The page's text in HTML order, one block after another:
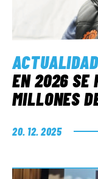
ACTUALIDAD
EN 2026 SE
MILLONES
20. 12. 2025